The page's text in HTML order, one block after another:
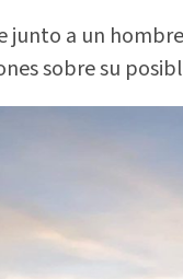
a un
sobre su